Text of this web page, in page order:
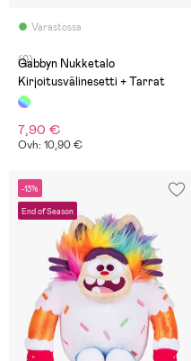
Varastossa
(0)
Gabbyn Nukketalo
Kirjoitusvälinesetti + Tarrat
7,90 €
Ovh: 10,90 €
-13%
End of Season